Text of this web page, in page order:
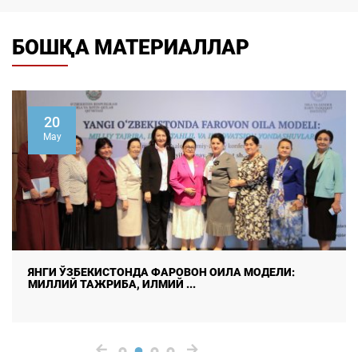
БОШҚА МАТЕРИАЛЛАР
20
May
ЯНГИ ЎЗБЕКИСТОНДА ФАРОВОН ОИЛА МОДЕЛИ:
МИЛЛИЙ ТАЖРИБА, ИЛМИЙ ...